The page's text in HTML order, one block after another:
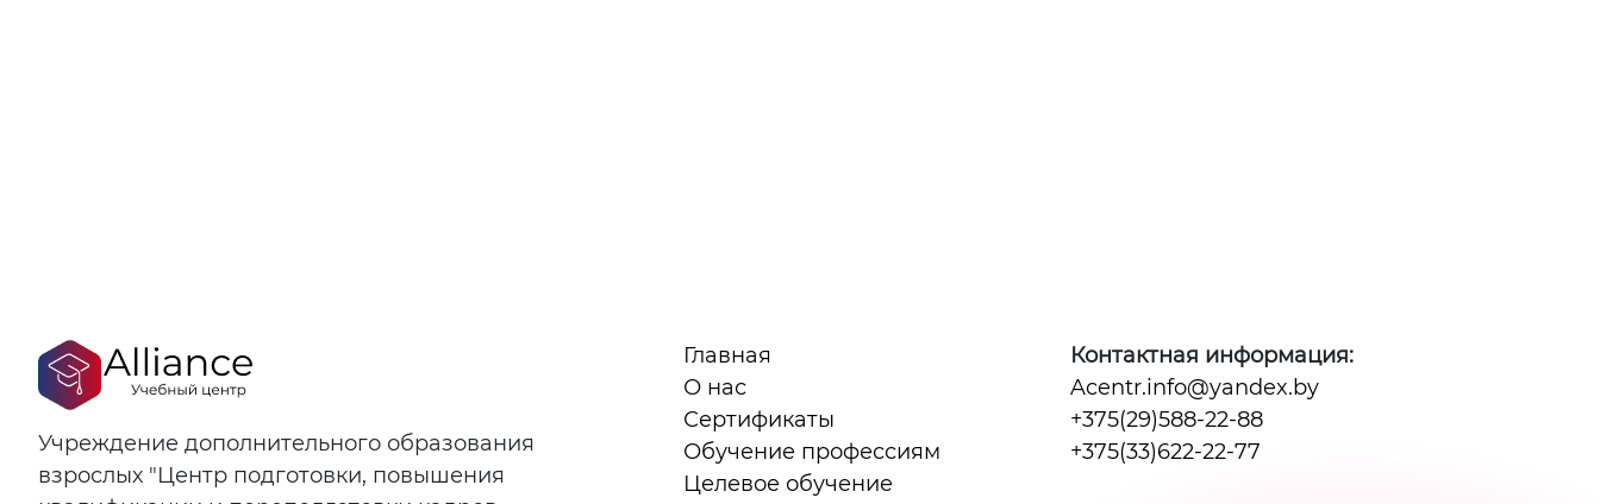
Учреждение дополнительного образования
взрослых "Центр подготовки, повышения
Главная
О нас
Сертификаты
Обучение профессиям
Целевое обучение
Контактная информация:
Acentr.info@yandex.by
+375(29)588-22-88
+375(33)622-22-77